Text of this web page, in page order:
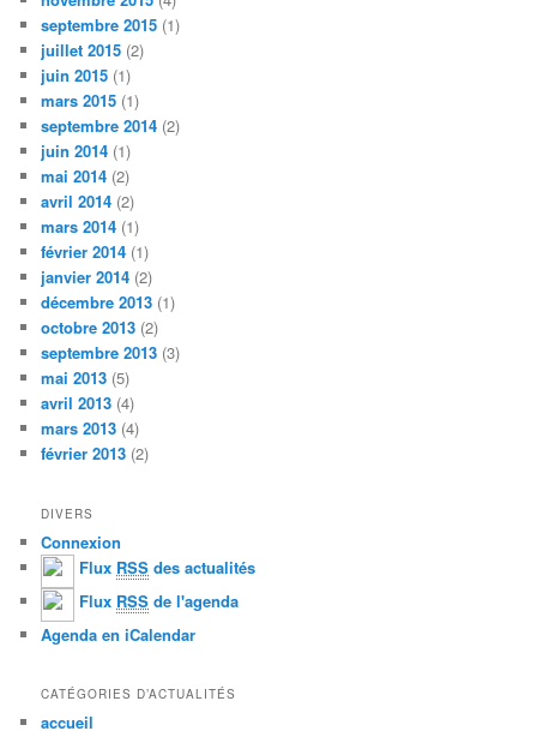
septembre 2015 (1)
juillet 2015 (2)
juin 2015 (1)
mars 2015 (1)
septembre 2014 (2)
juin 2014 (1)
mai 2014 (2)
avril 2014 (2)
mars 2014 (1)
février 2014 (1)
janvier 2014 (2)
décembre 2013 (1)
octobre 2013 (2)
septembre 2013 (3)
mai 2013 (5)
avril 2013 (4)
mars 2013 (4)
février 2013 (2)
DIVERS
Connexion
Flux RSS des actualités
Flux RSS de l'agenda
Agenda en iCalendar
CATÉGORIES D’ACTUALITÉS
accueil